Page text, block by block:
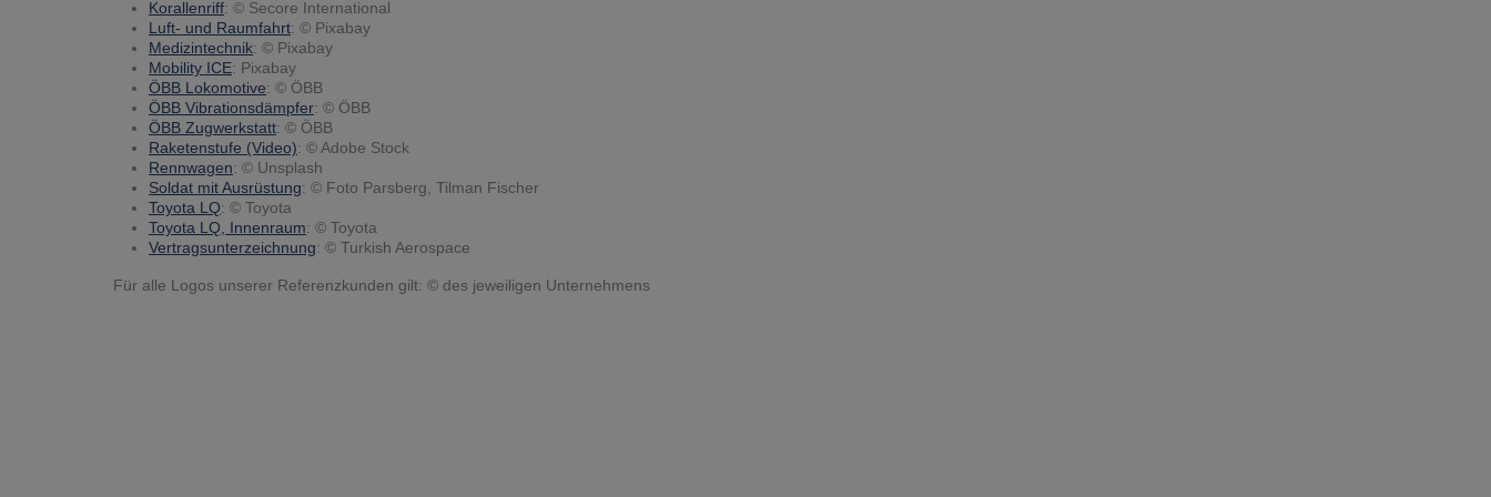
Korallenriff: © Secore International
Luft- und Raumfahrt: © Pixabay
Medizintechnik: © Pixabay
Mobility ICE: Pixabay
ÖBB Lokomotive: © ÖBB
ÖBB Vibrationsdämpfer: © ÖBB
ÖBB Zugwerkstatt: © ÖBB
Raketenstufe (Video): © Adobe Stock
Rennwagen: © Unsplash
Soldat mit Ausrüstung: © Foto Parsberg, Tilman Fischer
Toyota LQ: © Toyota
Toyota LQ, Innenraum: © Toyota
Vertragsunterzeichnung: © Turkish Aerospace
Für alle Logos unserer Referenzkunden gilt: © des jeweiligen Unternehmens